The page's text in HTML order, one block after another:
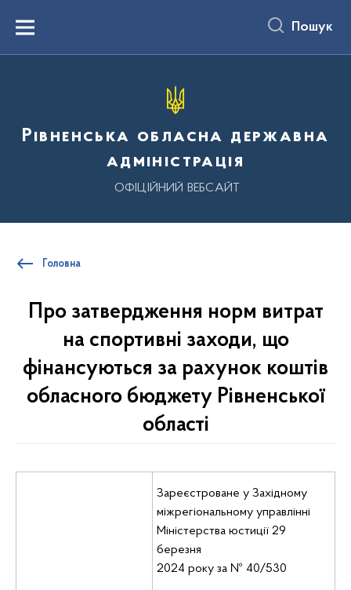
вмістуMenu Пошук
Рівненська обласна державна
адміністрація
ОФІЦІЙНИЙ ВЕБСАЙТ
Головна
Про затвердження норм витрат
на спортивні заходи, що
фінансуються за рахунок коштів
обласного бюджету Рівненської
області
Зареєстроване у Західному
міжрегіональному управлінні
Міністерства юстиції 29
березня
2024 року за № 40/530